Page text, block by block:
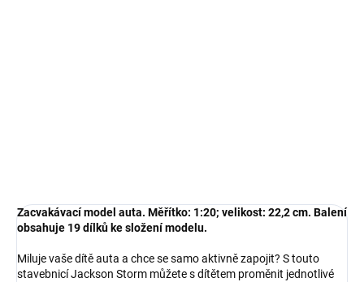
Zacvakávací model auta. Měřítko: 1:20; velikost: 22,2 cm. Balení
obsahuje 19 dílků ke složení modelu.
Miluje vaše dítě auta a chce se samo aktivně zapojit? S touto
stavebnicí Jackson Storm můžete s dítětem proměnit jednotlivé